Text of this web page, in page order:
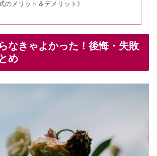
ブルガリの婚約指輪の値段・評判は？
椿山荘の結婚式の費用は？最悪の口コ
ブシュロンの婚約指輪・結婚指輪の値
のメリット＆デメリット》
なきゃよかった！後悔・失敗
め